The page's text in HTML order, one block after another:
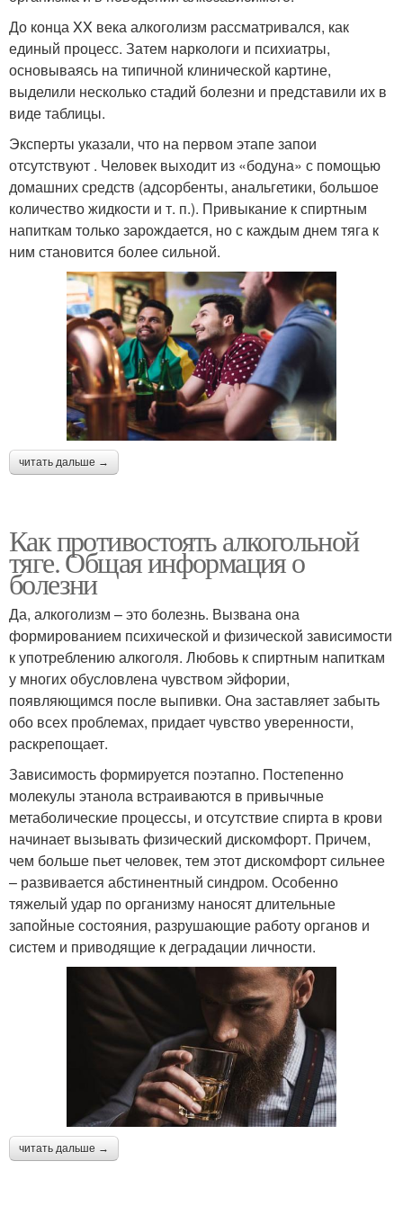
До конца XX века алкоголизм рассматривался, как
единый процесс. Затем наркологи и психиатры,
основываясь на типичной клинической картине,
выделили несколько стадий болезни и представили их в
виде таблицы.
Эксперты указали, что на первом этапе запои
отсутствуют . Человек выходит из «бодуна» с помощью
домашних средств (адсорбенты, анальгетики, большое
количество жидкости и т. п.). Привыкание к спиртным
напиткам только зарождается, но с каждым днем тяга к
ним становится более сильной.
читать дальше →
Как противостоять алкогольной
тяге. Общая информация о
болезни
Да, алкоголизм – это болезнь. Вызвана она
формированием психической и физической зависимости
к употреблению алкоголя. Любовь к спиртным напиткам
у многих обусловлена чувством эйфории,
появляющимся после выпивки. Она заставляет забыть
обо всех проблемах, придает чувство уверенности,
раскрепощает.
Зависимость формируется поэтапно. Постепенно
молекулы этанола встраиваются в привычные
метаболические процессы, и отсутствие спирта в крови
начинает вызывать физический дискомфорт. Причем,
чем больше пьет человек, тем этот дискомфорт сильнее
– развивается абстинентный синдром. Особенно
тяжелый удар по организму наносят длительные
запойные состояния, разрушающие работу органов и
систем и приводящие к деградации личности.
читать дальше →